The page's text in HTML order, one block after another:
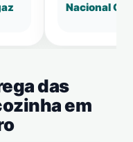
Nacional Gás
das
em